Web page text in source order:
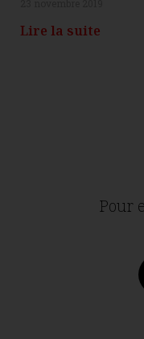
Lire la suite
Pour